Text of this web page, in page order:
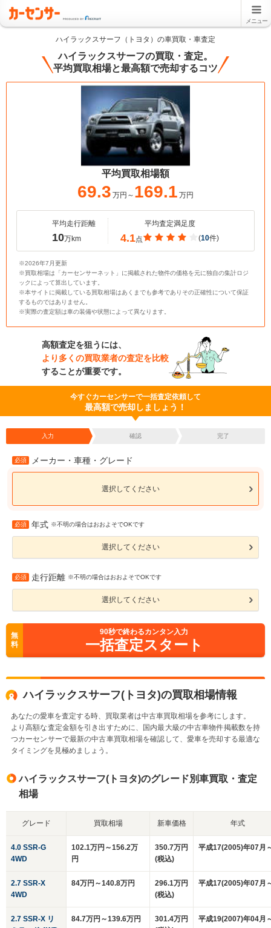
メニュー
ハイラックスサーフ（トヨタ）の車買取・車査定
ハイラックスサーフの買取・査定。
平均買取相場と最高額で売却するコツ
平均買取相場額
69.3 万円～ 169.1 万円
平均走行距離
10万km
平均査定満足度
4.1点 (10件)
※2026年7月更新
※買取相場は「カーセンサーネット」に掲載された物件の価格を元に独自の集計ロジ
ックによって算出しています。
※本サイトに掲載している買取相場はあくまでも参考でありその正確性について保証
するものではありません。
※実際の査定額は車の装備や状態によって異なります。
高額査定を狙うには、
より多くの買取業者の査定を比較
することが重要です。
今すぐカーセンサーで一括査定依頼して
最高額で売却しましょう！
入力 確認 完了
必須 メーカー・車種・グレード
選択してください
必須 年式 ※不明の場合はおおよそでOKです
選択してください
必須 走行距離 ※不明の場合はおおよそでOKです
選択してください
無
料
90秒で終わるカンタン入力
一括査定スタート
ハイラックスサーフ(トヨタ)の買取相場情報
あなたの愛車を査定する時、買取業者は中古車買取相場を参考にします。
より高額な査定金額を引き出すために、国内最大級の中古車物件掲載数を持
つカーセンサーで最新の中古車買取相場を確認して、愛車を売却する最適な
タイミングを見極めましょう。
ハイラックスサーフ(トヨタ)のグレード別車買取・査定
相場
グレード 買取相場 新車価格 年式
4.0 SSR-G
4WD
102.1万円～156.2万
円
350.7万円
(税込)
平成17(2005)年07月
2.7 SSR-X
4WD
84万円～140.8万円
296.1万円
(税込)
平成17(2005)年07月
2.7 SSR-X リ
84.7万円～139.6万円
301.4万円
平成19(2007)年04月